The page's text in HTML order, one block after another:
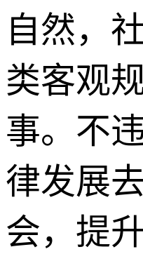
自然，
类客观
事。不
律发展
会，提